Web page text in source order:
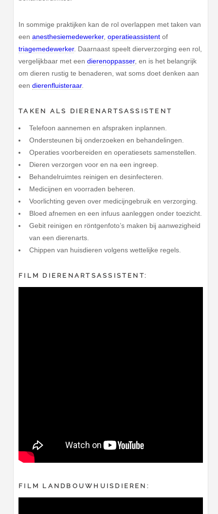
In sommige praktijken kan de rol overlappen met taken van
eenanesthesiemedewerker,operatieassistent of
triagemedewerker. Daarnaast speelt dierverzorging een rol,
vergelijkbaar met eendierenoppasser, en is het belangrijk
om dieren rustig te benaderen, wat soms doet denken aan
eendierenfluisteraar.
TAKEN ALS DIERENARTSASSISTENT
Telefoon aannemen en afspraken inplannen.
Ondersteunen bij onderzoeken en behandelingen.
Operaties voorbereiden en operatiesets samenstellen.
Dieren verzorgen voor en na een ingreep.
Behandelruimtes reinigen en desinfecteren.
Medicijnen en voorraden beheren.
Voorlichting geven over medicijngebruik en verzorging.
Bloed afnemen en een infuus aanleggen onder toezicht.
Gebit reinigen en röntgenfoto’s maken bij aanwezigheid
van een dierenarts.
Chippen van huisdieren volgens wettelijke regels.
FILM DIERENARTSASSISTENT:
FILM LANDBOUWHUISDIEREN: